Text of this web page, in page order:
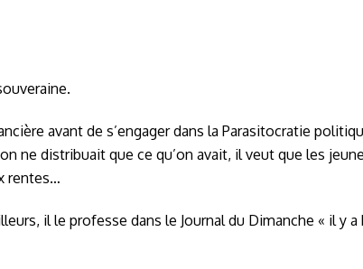
avant de s’engager dans la Parasitocratie
ne distribuait que ce qu’on avait, il veut que les
rentes…
il le professe dans le Journal du Dimanche « il y a